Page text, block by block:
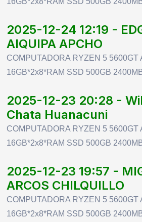
2025-12-24 12:19 -
AIQUIPA APCHO
COMPUTADORA RYZEN 5 5600GT
16GB*2x8*RAM SSD 500GB
2025-12-23 20:28 -
Chata Huanacuni
COMPUTADORA RYZEN 5 5600GT
16GB*2x8*RAM SSD 500GB
2025-12-23 19:57 -
ARCOS CHILQUILLO
COMPUTADORA RYZEN 5 5600GT
16GB*2x8*RAM SSD 500GB